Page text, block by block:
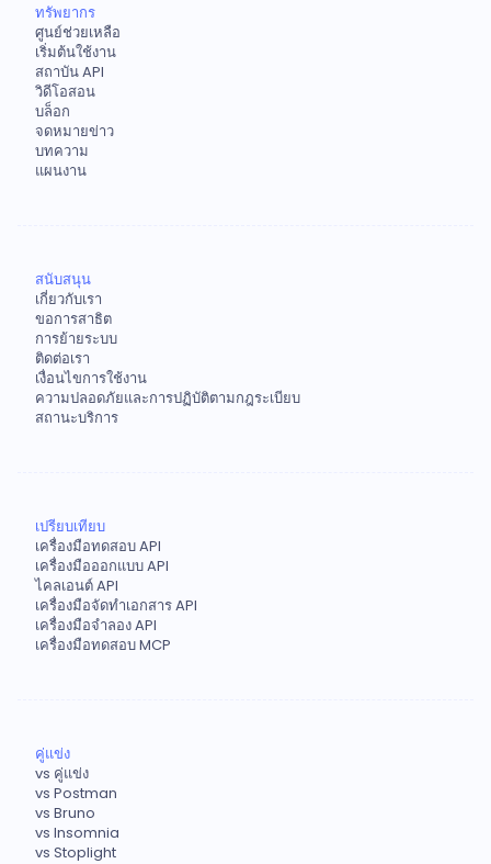
ทรัพยากร
ศูนย์ช่วยเหลือ
เริ่มต้นใช้งาน
สถาบัน API
วิดีโอสอน
บล็อก
จดหมายข่าว
บทความ
แผนงาน
สนับสนุน
เกี่ยวกับเรา
ขอการสาธิต
การย้ายระบบ
ติดต่อเรา
เงื่อนไขการใช้งาน
ความปลอดภัยและการปฏิบัติตามกฎระเบียบ
สถานะบริการ
เปรียบเทียบ
เครื่องมือทดสอบ API
เครื่องมือออกแบบ API
ไคลเอนต์ API
เครื่องมือจัดทำเอกสาร API
เครื่องมือจำลอง API
เครื่องมือทดสอบ MCP
คู่แข่ง
vs คู่แข่ง
vs Postman
vs Bruno
vs Insomnia
vs Stoplight